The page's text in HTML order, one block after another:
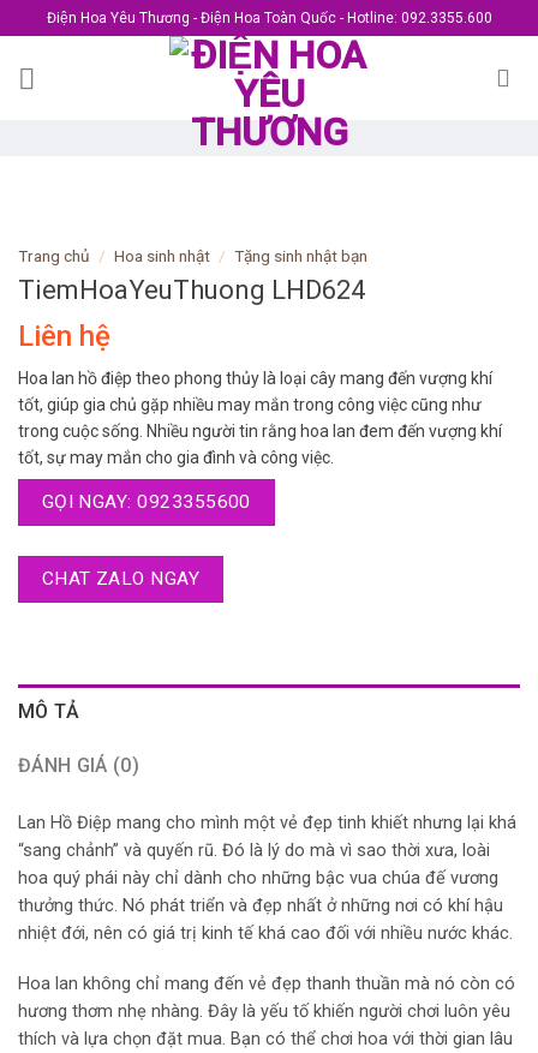
to
content
Điện Hoa Yêu Thương - Điện Hoa Toàn Quốc - Hotline: 092.3355.600
Trang chủ / Hoa sinh nhật / Tặng sinh nhật bạn
TiemHoaYeuThuong LHD624
Liên hệ
Hoa lan hồ điệp theo phong thủy là loại cây mang đến vượng khí
tốt, giúp gia chủ gặp nhiều may mắn trong công việc cũng như
trong cuộc sống. Nhiều người tin rằng hoa lan đem đến vượng khí
tốt, sự may mắn cho gia đình và công việc.
GỌI NGAY: 0923355600
CHAT ZALO NGAY
MÔ TẢ
ĐÁNH GIÁ (0)
Lan Hồ Điệp mang cho mình một vẻ đẹp tinh khiết nhưng lại khá
“sang chảnh” và quyến rũ. Đó là lý do mà vì sao thời xưa, loài
hoa quý phái này chỉ dành cho những bậc vua chúa đế vương
thưởng thức. Nó phát triển và đẹp nhất ở những nơi có khí hậu
nhiệt đới, nên có giá trị kinh tế khá cao đối với nhiều nước khác.
Hoa lan không chỉ mang đến vẻ đẹp thanh thuần mà nó còn có
hương thơm nhẹ nhàng. Đây là yếu tố khiến người chơi luôn yêu
thích và lựa chọn đặt mua. Bạn có thể chơi hoa với thời gian lâu